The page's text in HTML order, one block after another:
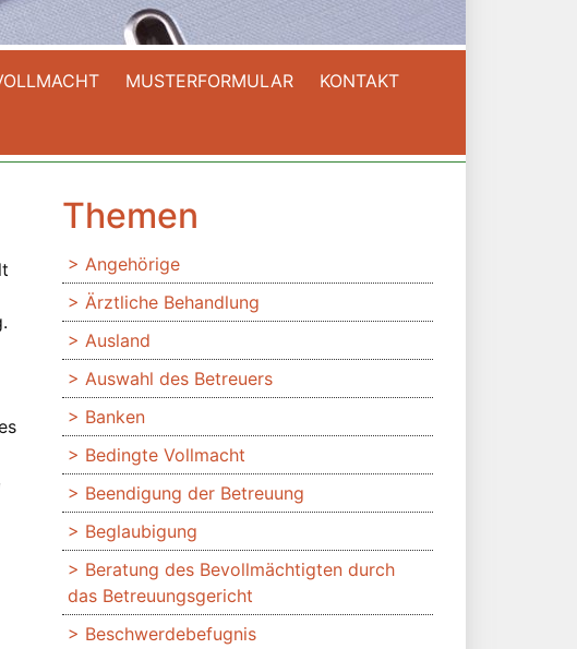
MUSTERFORMULAR
KONTAKT
Themen
Angehörige
Ärztliche Behandlung
Ausland
Auswahl des Betreuers
Banken
Bedingte Vollmacht
Beendigung der Betreuung
Beglaubigung
Beratung des Bevollmächtigten durch
das Betreuungsgericht
Beschwerdebefugnis